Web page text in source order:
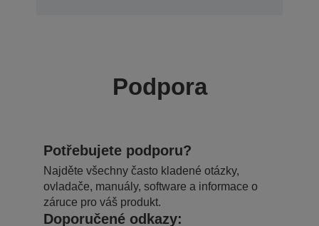
Podpora
Potřebujete podporu?
Najděte všechny často kladené otázky,
ovladače, manuály, software a informace o
záruce pro váš produkt.
Doporučené odkazy: